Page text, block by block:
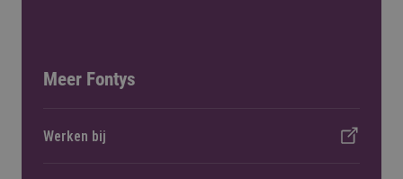
Meer Fontys
Werken bij